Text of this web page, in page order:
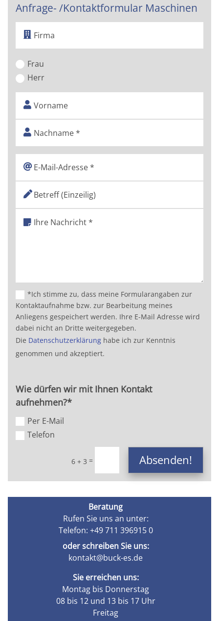
Anfrage- /Kontaktformular Maschinen
Frau
Herr
*Ich stimme zu, dass meine Formularangaben zur
Kontaktaufnahme bzw. zur Bearbeitung meines
Anliegens gespeichert werden. Ihre E-Mail Adresse wird
dabei nicht an Dritte weitergegeben.
Die Datenschutzerklärung habe ich zur Kenntnis
genommen und akzeptiert.
Wie dürfen wir mit Ihnen Kontakt
aufnehmen?*
Per E-Mail
Telefon
6 + 3 = Absenden!
Beratung
Rufen Sie uns an unter:
Telefon: +49 711 396915 0
oder schreiben Sie uns:
kontakt@buck-es.de
Sie erreichen uns:
Montag bis Donnerstag
08 bis 12 und 13 bis 17 Uhr
Freitag